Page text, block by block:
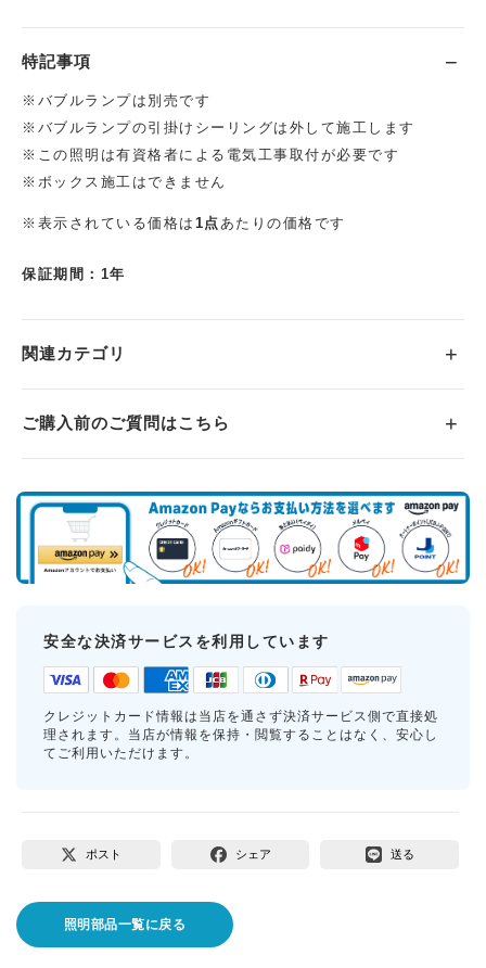
特記事項
※バブルランプは別売です
※バブルランプの引掛けシーリングは外して施工します
※この照明は有資格者による電気工事取付が必要です
※ボックス施工はできません
※表示されている価格は 1点あたりの価格です
保証期間：1年
関連カテゴリ
ご購入前のご質問はこちら
安全な決済サービスを利用しています
クレジットカード情報は当店を通さず決済サービス側で直接処
理されます。当店が情報を保持・閲覧することはなく、安心し
てご利用いただけます。
ポスト シェア 送る
照明部品一覧に戻る